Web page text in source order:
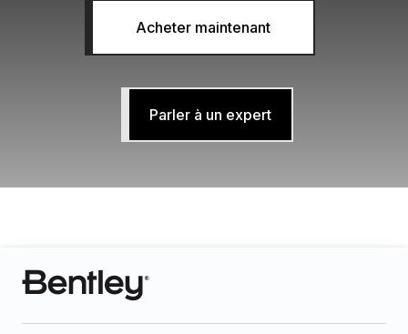
Acheter maintenant
Parler à un expert